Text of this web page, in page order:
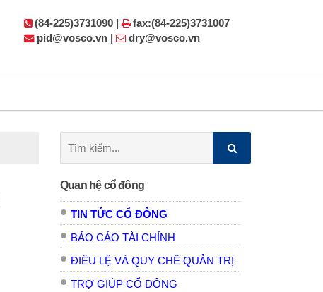
(84-225)3731090 |
fax:(84-225)3731007
pid@vosco.vn |
dry@vosco.vn
kiếm:
Quan hệ cổ đông
TIN TỨC CỔ ĐÔNG
BÁO CÁO TÀI CHÍNH
ĐIỀU LỆ VÀ QUY CHẾ QUẢN TRỊ
TRỢ GIÚP CỔ ĐÔNG